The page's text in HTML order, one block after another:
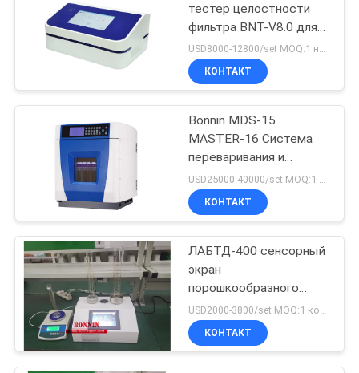
тестер целостности
фильтра BNT-V8.0 для
фильтров капсулы и
мембраны
ультрафильтрования
USD8000-12800/set MOQ:1 набор
КОНТАКТ
Bonnin MDS-15
MASTER-16 Система
переваривания и
экстракции микроволн USD25000-40000/set MOQ:1 набор
КОНТАКТ
ЛАБТД-400 сенсорный
экран
порошкообразного
теста плотности
КОНТАКТ